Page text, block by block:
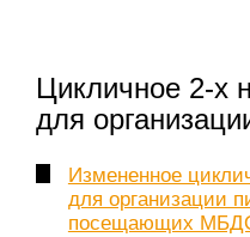
Цикличное 2-х
для
Измененное
для организации
посещающих